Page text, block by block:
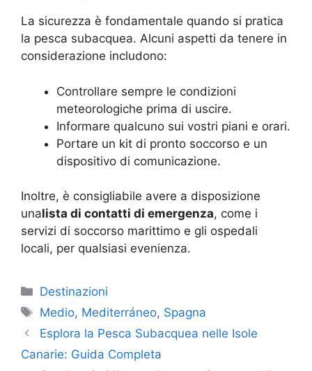
La sicurezza è fondamentale quando si pratica
la pesca subacquea. Alcuni aspetti da tenere in
considerazione includono:
Controllare sempre le condizioni
meteorologiche prima di uscire.
Informare qualcuno sui vostri piani e orari.
Portare un kit di pronto soccorso e un
dispositivo di comunicazione.
Inoltre, è consigliabile avere a disposizione
unalista di contatti di emergenza, come i
servizi di soccorso marittimo e gli ospedali
locali, per qualsiasi evenienza.
Categorie
Destinazioni
Tag
Medio, Mediterráneo, Spagna
Esplora la Pesca Subacquea nelle Isole
Canarie: Guida Completa